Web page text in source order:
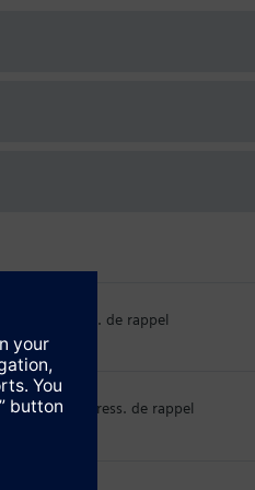
avec ress. de rappel
avec ress. de rappel